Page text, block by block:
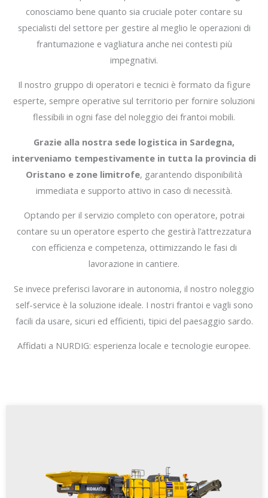
conosciamo bene quanto sia cruciale poter contare su
specialisti del settore per gestire al meglio le operazioni di
frantumazione e vagliatura anche nei contesti più
impegnativi.
Il nostro gruppo di operatori e tecnici è formato da figure
esperte, sempre operative sul territorio per fornire soluzioni
flessibili in ogni fase del noleggio dei frantoi mobili.
Grazie alla nostra sede logistica in Sardegna,
interveniamo tempestivamente in tutta la provincia di
Oristano e zone limitrofe, garantendo disponibilità
immediata e supporto attivo in caso di necessità.
Optando per il servizio completo con operatore, potrai
contare su un operatore esperto che gestirà l’attrezzatura
con efficienza e competenza, ottimizzando le fasi di
lavorazione in cantiere.
Se invece preferisci lavorare in autonomia, il nostro noleggio
self-service è la soluzione ideale. I nostri frantoi e vagli sono
facili da usare, sicuri ed efficienti, tipici del paesaggio sardo.
Affidati a NURDIG: esperienza locale e tecnologie europee.